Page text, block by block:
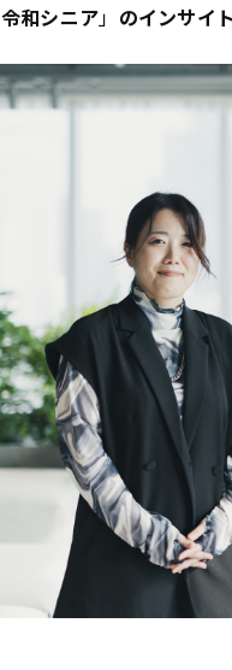
令和シニア」 のインサイト